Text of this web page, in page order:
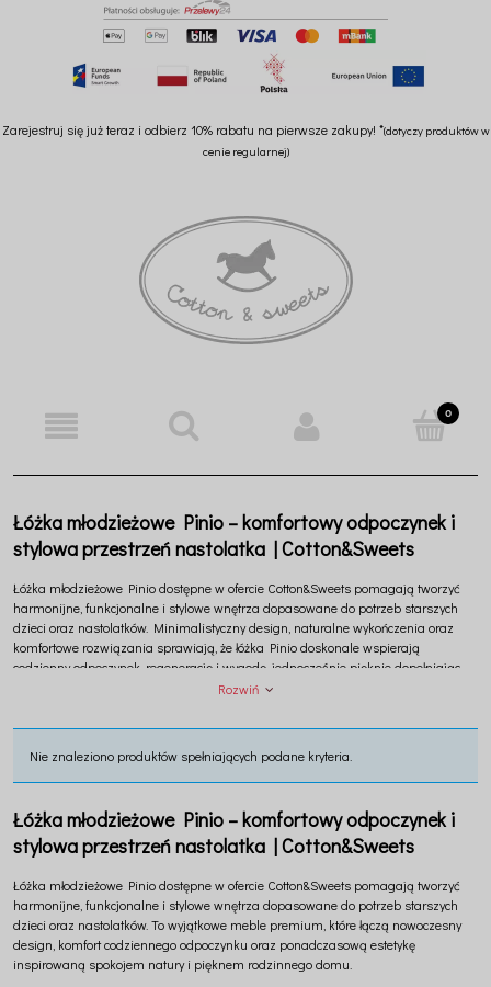
Zarejestruj się już teraz i odbierz 10% rabatu na pierwsze zakupy! *(dotyczy produktów w
cenie regularnej)
Łóżka młodzieżowe Pinio – komfortowy odpoczynek i
stylowa przestrzeń nastolatka | Cotton&Sweets
Łóżka młodzieżowe Piniodostępne w ofercie Cotton&Sweets pomagają tworzyć
harmonijne, funkcjonalne i stylowe wnętrza dopasowane do potrzeb starszych
dzieci oraz nastolatków. Minimalistyczny design, naturalne wykończenia oraz
komfortowe rozwiązania sprawiają, że łóżka Pinio doskonale wspierają
codzienny odpoczynek, regenerację i wygodę, jednocześnie pięknie dopełniając
aranżację nowoczesnego pokoju młodzieżowego. To wyjątkowe meble premium
Rozwiń
Nie znaleziono produktów spełniających podane kryteria.
Łóżka młodzieżowe Pinio – komfortowy odpoczynek i
stylowa przestrzeń nastolatka | Cotton&Sweets
Łóżka młodzieżowe Piniodostępne w ofercie Cotton&Sweets pomagają tworzyć
harmonijne, funkcjonalne i stylowe wnętrza dopasowane do potrzeb starszych
dzieci oraz nastolatków. To wyjątkowe meble premium, które łączą nowoczesny
design, komfort codziennego odpoczynku oraz ponadczasową estetykę
inspirowaną spokojem natury i pięknem rodzinnego domu.